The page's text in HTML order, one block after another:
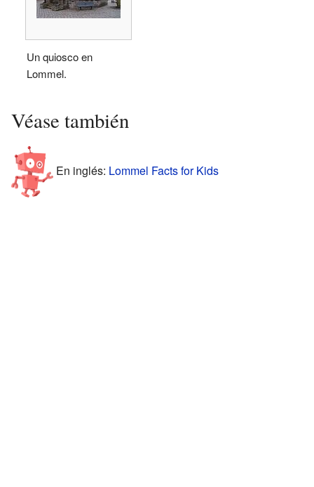
Un quiosco en
Lommel.
Véase también
En inglés: Lommel Facts for Kids